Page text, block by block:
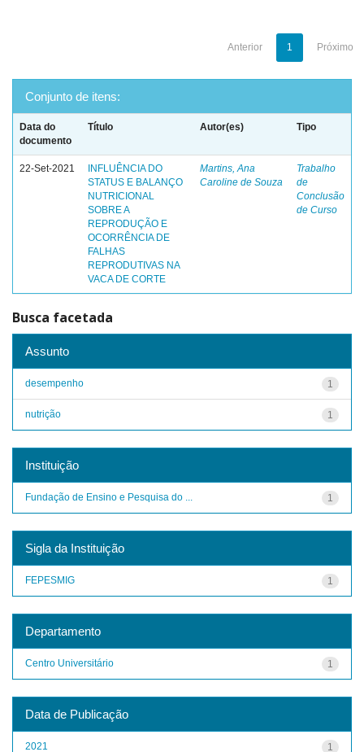
Anterior 1 Próximo
Conjunto de itens:
Data do
documento
Título Autor(es) Tipo
22-Set-2021
INFLUÊNCIA DO
STATUS E BALANÇO
NUTRICIONAL
SOBRE A
REPRODUÇÃO E
OCORRÊNCIA DE
FALHAS
REPRODUTIVAS NA
VACA DE CORTE
Martins, Ana
Caroline de Souza
Trabalho
de
Conclusão
de Curso
Busca facetada
Assunto
1
desempenho
1
nutrição
Instituição
1
Fundação de Ensino e Pesquisa do ...
Sigla da Instituição
1
FEPESMIG
Departamento
1
Centro Universitário
Data de Publicação
1
2021